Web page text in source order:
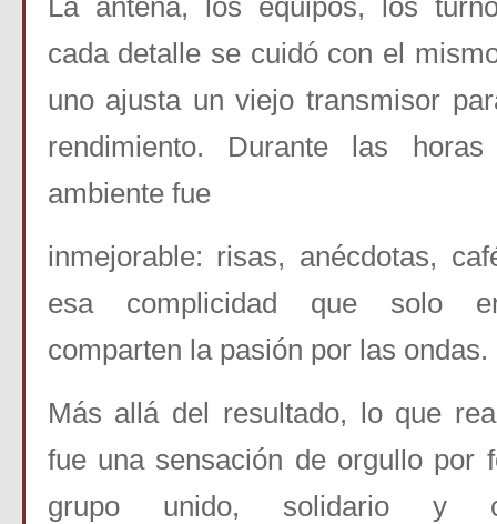
La antena, los equipos, los
cada detalle se cuidó con el
uno ajusta un viejo transmisor
rendimiento. Durante las
ambiente fue
inmejorable: risas, anécdotas,
esa complicidad que solo
comparten la pasión por las ondas.
Más allá del resultado, lo que
fue una sensación de orgullo por
grupo unido, solidario y